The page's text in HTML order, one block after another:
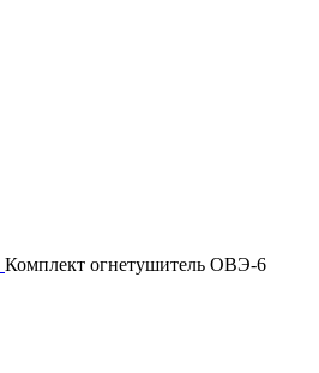
Комплект огнетушитель ОВЭ-6